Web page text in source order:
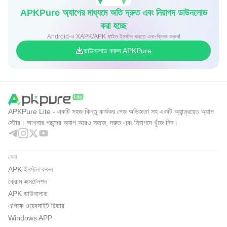
APKPure অ্যাপের মাধ্যমে অতি দ্রুত এবং নিরাপদ ডাউনলোড
করা হচ্ছে
Android-এ XAPK/APK ফাইল ইনস্টল করতে এক-ক্লিক করুন!
ডাউনলোড করুন APKPure
APKPure Lite - একটি সহজ কিন্তু কার্যকর পেজ অভিজ্ঞতা সহ একটি অ্যান্ড্রয়েড অ্যাপ
স্টোর। আপনার পছন্দের অ্যাপ আরও সহজে, দ্রুত এবং নিরাপদে খুঁজে নিন।
সেবা
APK ইনস্টল করুন
ক্রোম এক্সটেনশন
APK ডাউনলোড
এপিকে ওয়েবসাইট বিল্ডার
Windows APP